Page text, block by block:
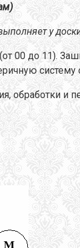
у
00 до 11).
систему
обработки и